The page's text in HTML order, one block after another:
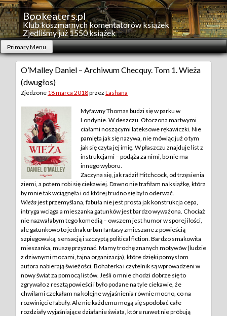
Skip
to
content
Bookeaters.pl
Klub koszmarnych komentatorów książek
Zjedliśmy już 1550 książek
Primary Menu
O’Malley Daniel – Archiwum Checquy. Tom 1. Wieża
(dwugłos)
Zjedzone 18 marca 2018przez Lashana
Myfawny Thomas budzi się w parku w
Londynie. W deszczu. Otoczona martwymi
ciałami noszącymi lateksowe rękawiczki. Nie
pamięta jak się nazywa, nie mówiąc już o tym
jak się czyta jej imię. W płaszczu znajduje list z
instrukcjami – podąża za nimi, bo nie ma
innego wyboru.
Zaczyna się, jak radził Hitchcock, od trzęsienia
ziemi, a potem robi się ciekawiej. Dawno nie trafiłam na książkę, która
by mnie tak wciągnęła i od której trudno się było oderwać.
Wieżajest przemyślana, fabuła nie jest prosta jak konstrukcja cepa,
intryga wciąga a mieszanka gatunków jest bardzo wyważona. Chociaż
nie nazwałabym tego komedią – owszem jest humor w sporej ilości,
ale gatunkowo to jednak urban fantasy zmieszane z powieścią
szpiegowską, sensacją i szczyptą political fiction. Bardzo smakowita
mieszanka, muszę przyznać. Mamy trochę znanych motywów (ludzie
z dziwnymi mocami, tajna organizacja), które dzięki pomysłom
autora nabierają świeżości. Bohaterka i czytelnik są wprowadzeni w
nowy świat za pomocą listów. Jeśli o mnie chodzi dobrze się to
zgrywało z resztą powieści i było podane na tyle ciekawie, że
chwilami czekałam na kolejne wyjaśnienia równie mocno, co na
rozwinięcie fabuły. Ale nie każdemu mogą się spodobać całe
rozdziały wyjaśniające działanie świata, które nawet nie próbują